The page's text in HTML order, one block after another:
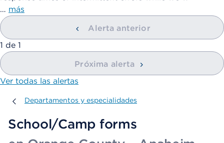
… más
Alerta anterior
mostrando
1 de 1
Próxima alerta
Ver todas las alertas
Departamentos y especialidades
Departamentos y especialidades
School/Camp forms